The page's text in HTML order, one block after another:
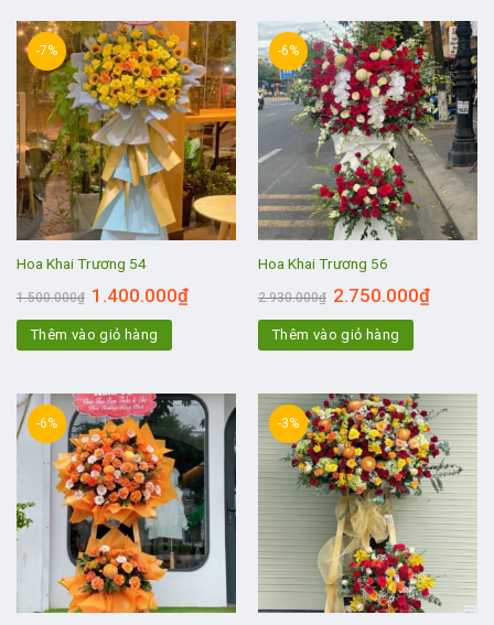
-7%
Hoa Khai Trương 54
1.500.000₫ 1.400.000₫
Thêm vào giỏ hàng
-6%
Hoa Khai Trương 56
2.930.000₫ 2.750.000₫
Thêm vào giỏ hàng
-6% -3%